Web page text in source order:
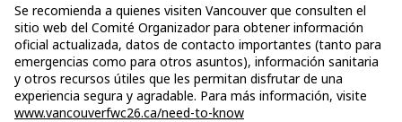
Se recomienda a quienes visiten Vancouver que consulten el
sitio web del Comité Organizador para obtener información
oficial actualizada, datos de contacto importantes (tanto para
emergencias como para otros asuntos), información sanitaria
y otros recursos útiles que les permitan disfrutar de una
experiencia segura y agradable. Para más información, visite
www.vancouverfwc26.ca/need-to-know